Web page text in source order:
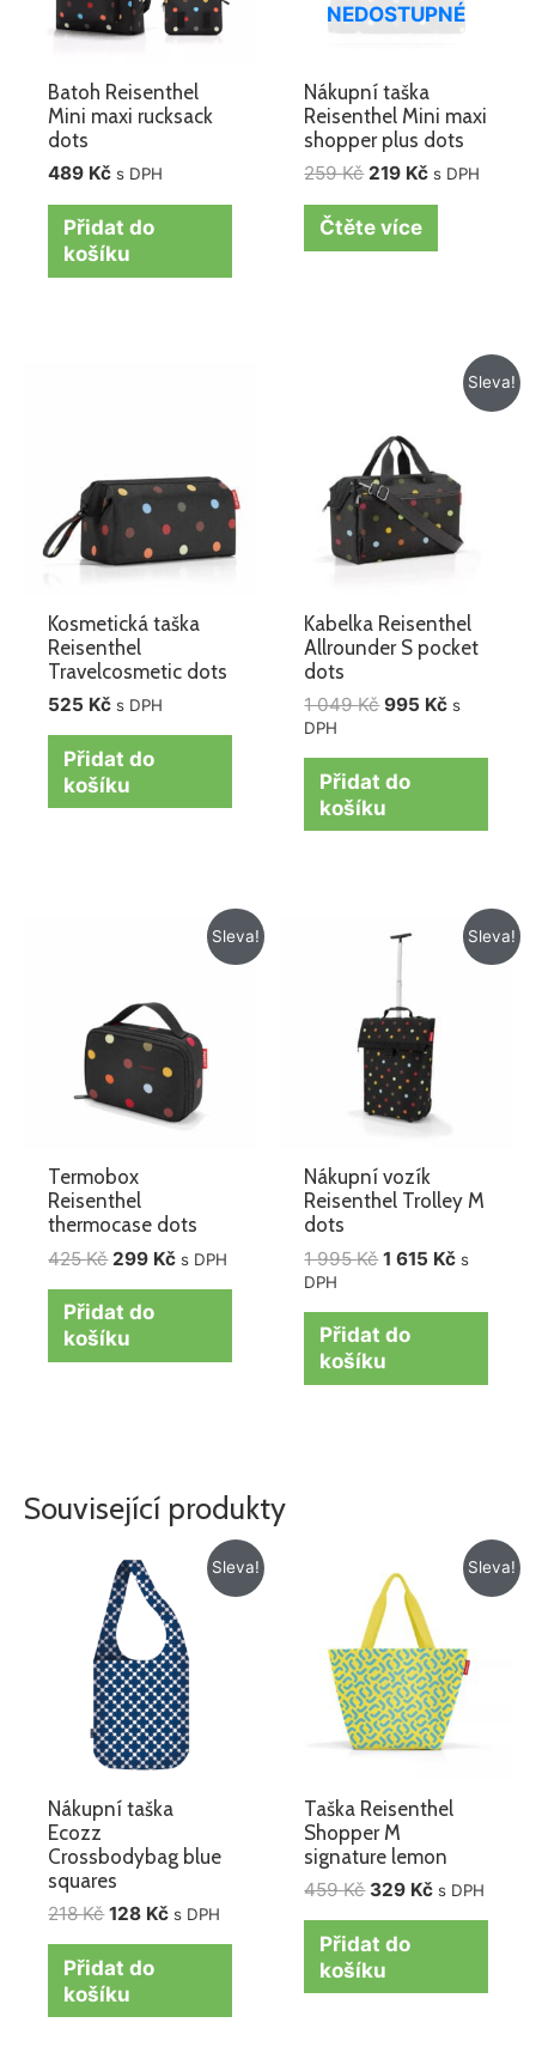
Batoh Reisenthel
Mini maxi rucksack
dots
489 Kč s DPH
Přidat do
košíku
NEDOSTUPNÉ
Nákupní taška
Reisenthel Mini maxi
shopper plus dots
259Kč 219 Kč s DPH
Čtěte více
Kosmetická taška
Reisenthel
Travelcosmetic dots
525 Kč s DPH
Přidat do
košíku
Sleva!
Kabelka Reisenthel
Allrounder S pocket
dots
1 049Kč
1
049 Kč.
995 Kč
Aktuální
cena
s
DPH
Přidat do
košíku
Sleva!
Termobox
Reisenthel
thermocase dots
425Kč 299 Kč
Aktuální
cena
s DPH
Přidat do
košíku
Sleva!
Nákupní vozík
Reisenthel Trolley M
dots
1 995Kč
cena
995 Kč.
1 615 Kč
Aktuální
cena
s
DPH
Přidat do
košíku
Související produkty
Sleva!
Nákupní taška
Ecozz
Crossbodybag blue
squares
218Kč
Původní
cena
byla:
218 Kč.
128 Kč
Aktuální
cena
je:
128 Kč.
s DPH
Přidat do
košíku
Sleva!
Taška Reisenthel
Shopper M
signature lemon
459Kč
cena
byla:
459 Kč.
329 Kč
Aktuální
cena
s DPH
Přidat do
košíku